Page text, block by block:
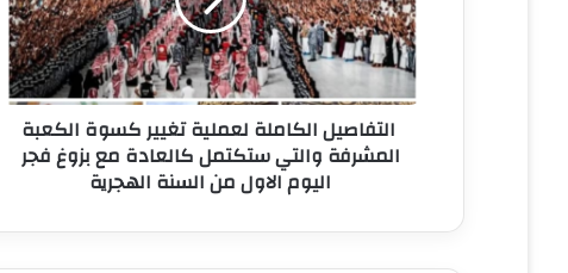
التفاصيل الكاملة لعملية تغيير كسوة الكعبة
المشرفة والتي ستكتمل كالعادة مع بزوغ فجر
اليوم الاول من السنة الهجرية